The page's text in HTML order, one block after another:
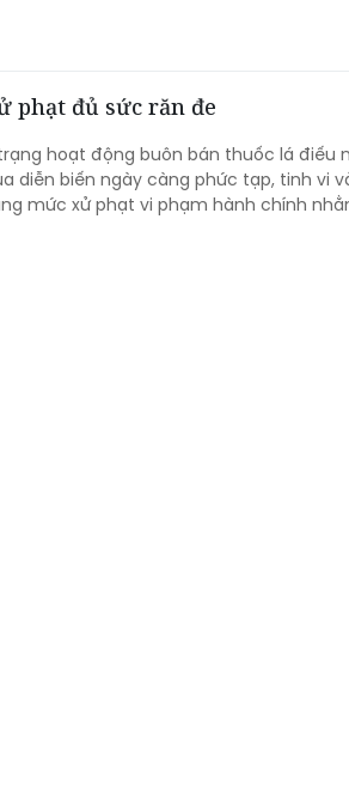
phạt đủ sức răn đe
hoạt động buôn bán thuốc lá điếu
diễn biến ngày càng phức tạp, tinh vi
mức xử phạt vi phạm hành chính